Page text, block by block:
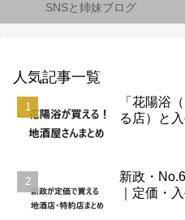
SNSと姉妹ブログ
人気記事一覧
「花陽浴
る店）と
新政・
｜定価・